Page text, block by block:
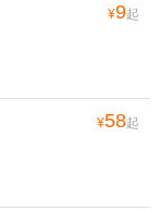
¥9起
¥58起